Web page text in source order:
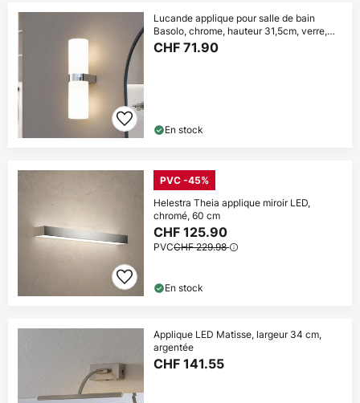
Lucande applique pour salle de bain
Basolo, chrome, hauteur 31,5cm, verre,
IP44
CHF 71.90
En stock
PVC -45%
Helestra Theia applique miroir LED,
chromé, 60 cm
CHF 125.90
PVCCHF 229.98
En stock
Applique LED Matisse, largeur 34 cm,
argentée
CHF 141.55